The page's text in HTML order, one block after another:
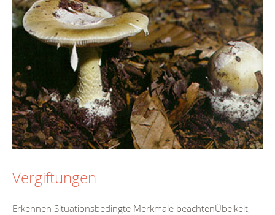
Vergiftungen
Erkennen Situationsbedingte Merkmale beachtenÜbelkeit,